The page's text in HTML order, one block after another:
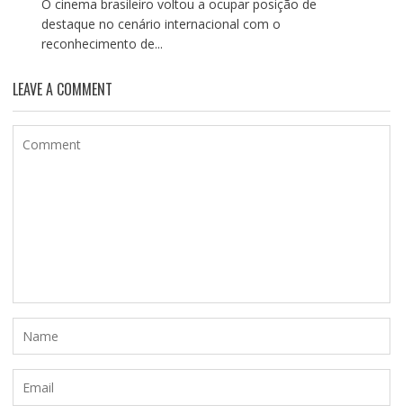
O cinema brasileiro voltou a ocupar posição de
destaque no cenário internacional com o
reconhecimento de...
LEAVE A COMMENT